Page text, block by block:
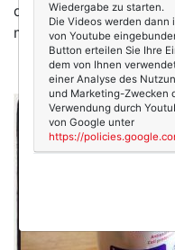
die anderen weniger.
machen kann – ich
Wiedergabe zu starten.
Die Videos werden
von Youtube
Button erteilen Sie Ihre
dem von Ihnen
einer Analyse des
und Marketing-Zwecken
Verwendung durch
von Google unter
https://